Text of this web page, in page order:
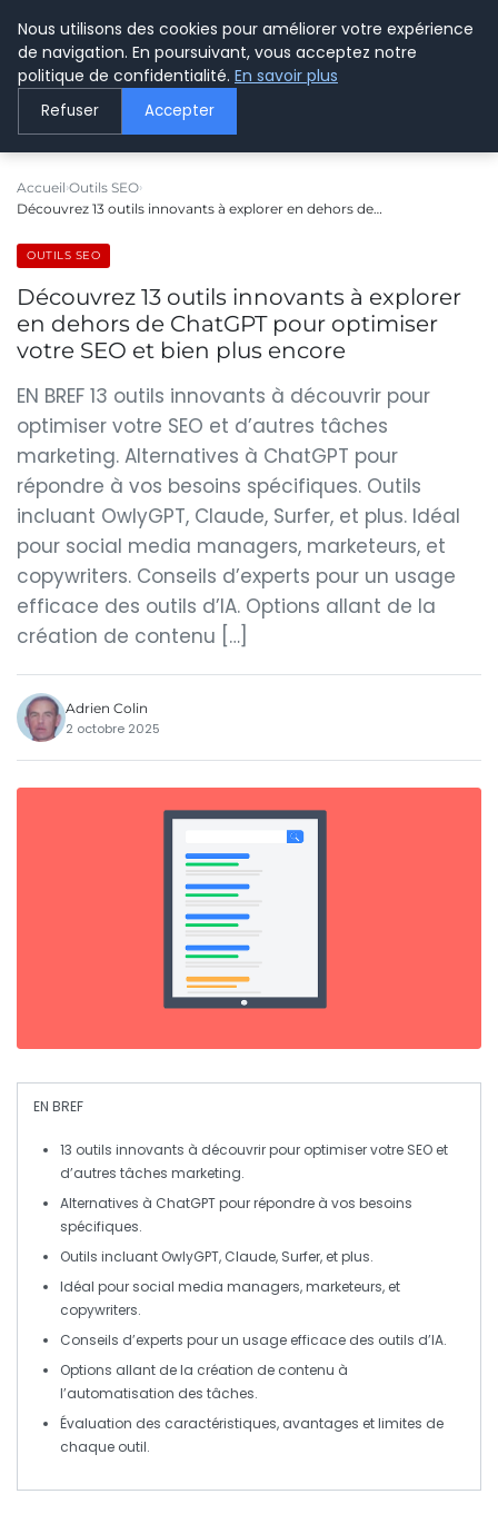
LE WEBMARKETING
Accueil Outils SEO
Découvrez 13 outils innovants à explorer en dehors de…
OUTILS SEO
Découvrez 13 outils innovants à explorer
en dehors de ChatGPT pour optimiser
votre SEO et bien plus encore
EN BREF 13 outils innovants à découvrir pour
optimiser votre SEO et d’autres tâches
marketing. Alternatives à ChatGPT pour
répondre à vos besoins spécifiques. Outils
incluant OwlyGPT, Claude, Surfer, et plus. Idéal
pour social media managers, marketeurs, et
copywriters. Conseils d’experts pour un usage
efficace des outils d’IA. Options allant de la
création de contenu […]
Adrien Colin
2 octobre 2025
EN BREF
13 outils innovants à découvrir pour optimiser votre SEO et
d’autres tâches marketing.
Alternatives à ChatGPTpour répondre à vos besoins
spécifiques.
Outils incluant OwlyGPT, Claude, Surfer, et plus.
Idéal pour social media managers,marketeurs, et
copywriters.
Conseils d’experts pour un usage efficace des outils d’IA.
Options allant de la création de contenu à
l’automatisation des tâches.
Évaluation des caractéristiques, avantages et limites de
chaque outil.
Nous utilisons des cookies pour améliorer votre expérience
de navigation. En poursuivant, vous acceptez notre
politique de confidentialité. En savoir plus
Refuser Accepter